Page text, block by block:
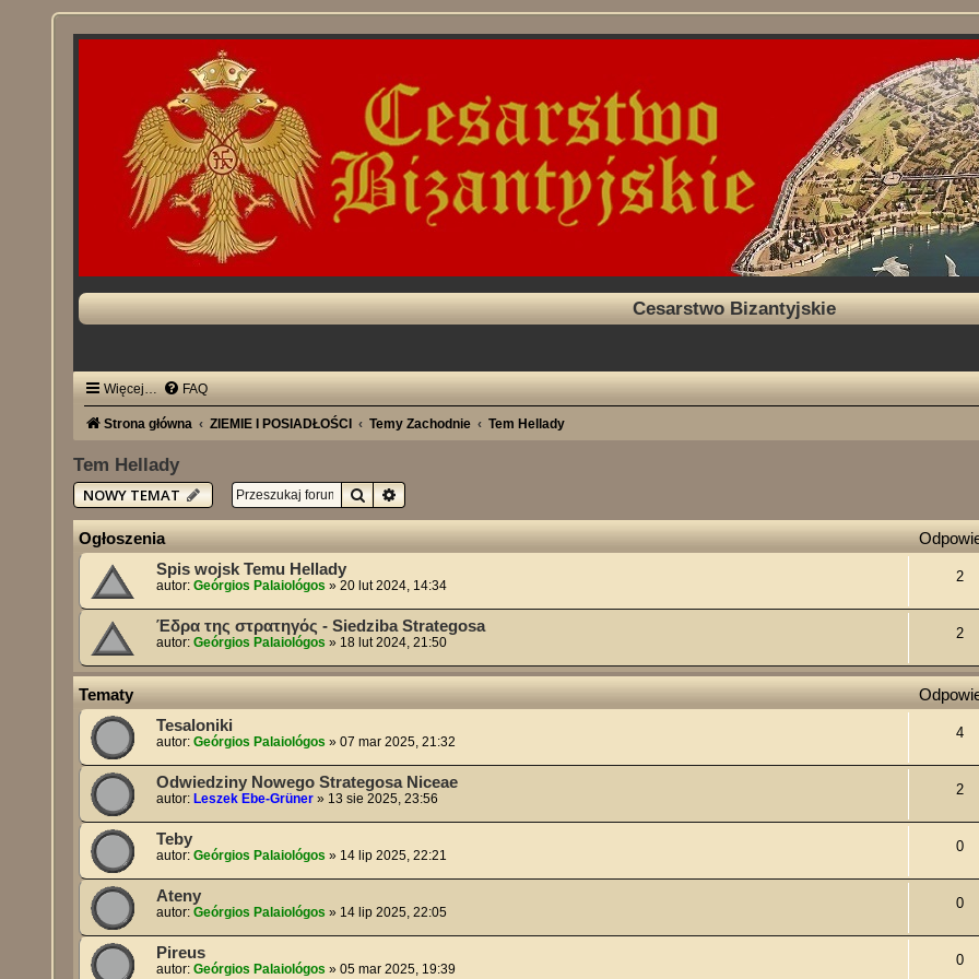
Cesarstwo Bizantyjskie
Więcej… FAQ
Strona główna ZIEMIE I POSIADŁOŚCI Temy Zachodnie Tem Hellady
Tem Hellady
NOWY TEMAT
SzukajWyszukiwanie zaawansowane
Ogłoszenia
Spis wojsk Temu Hellady
autor:Geórgios Palaiológos »20 lut 2024, 14:34
2
Έδρα της στρατηγός - Siedziba Strategosa
autor:Geórgios Palaiológos » 18 lut 2024, 21:50
2
Tematy
Tesaloniki
autor:Geórgios Palaiológos »07 mar 2025, 21:32
4
Odwiedziny Nowego Strategosa Niceae
autor: Leszek Ebe-Grüner » 13 sie 2025, 23:56
2
Teby
autor:Geórgios Palaiológos » 14 lip 2025, 22:21
0
Ateny
autor:Geórgios Palaiológos » 14 lip 2025, 22:05
0
Pireus
autor:Geórgios Palaiológos »05 mar 2025, 19:39
0